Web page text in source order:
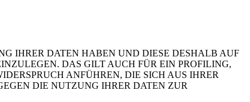
IHRER DATEN HABEN UND DIESE DESHALB AUF
DAS GILT AUCH FÜR EIN PROFILING,
ANFÜHREN, DIE SICH AUS IHRER
DIE NUTZUNG IHRER DATEN ZUR